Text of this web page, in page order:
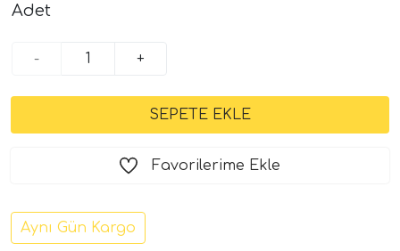
Adet
- +
Favorilerime Ekle
Aynı Gün Kargo